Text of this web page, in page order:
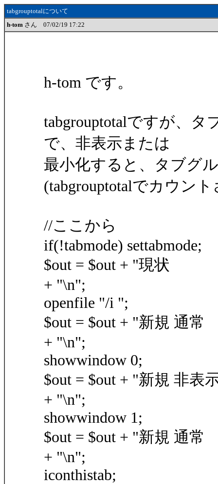
tabgrouptotalについて
h-tom さん 07/02/19 17:22
h-tom です。
tabgrouptotalですが、
で、非表示または
最小化すると、タブグ
(tabgrouptotalでカウン
//ここから
if(!tabmode) settabmode;
$out = $out + "現状 ：
+ "\n";
openfile "/i ";
$out = $out + "新規 通常
+ "\n";
showwindow 0;
$out = $out + "新規 非表
+ "\n";
showwindow 1;
$out = $out + "新規 通常
+ "\n";
iconthistab;